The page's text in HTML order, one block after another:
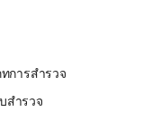
งด้านราคาและข้อ
สบจากโมเดล
การสำรวจ
สำรวจ